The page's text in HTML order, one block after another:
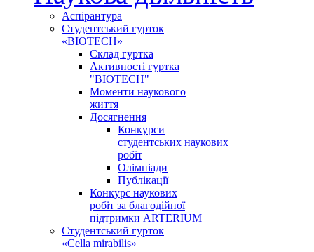
Аспірантура
Студентський гурток
«BIOTECH»
Склад гуртка
Активності гуртка
"BIOTECH"
Моменти наукового
життя
Досягнення
Конкурси
студентських наукових
робіт
Олімпіади
Публікації
Конкурс наукових
робіт за благодійної
підтримки ARTERIUM
Студентський гурток
«Cella mirabilis»